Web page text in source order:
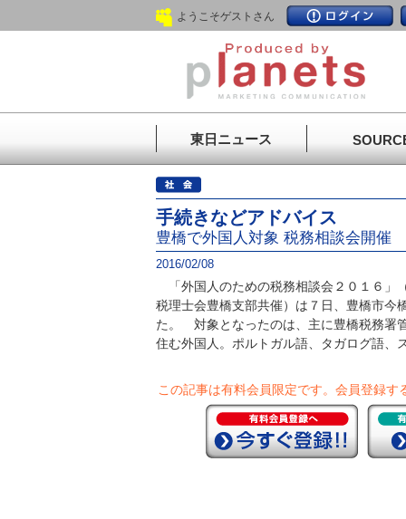
ようこそゲストさん
東日ニュース
手続きなどアドバイス
豊橋で外国人対象 税務相談会開催
2016/02/08
「外国人のための税務相談会２０１６」
税理士会豊橋支部共催）は７日、豊橋市今
た。 対象となったのは、主に豊橋税務署
住む外国人。ポルトガル語、タガログ語、
この記事は有料会員限定です。 会員登録す